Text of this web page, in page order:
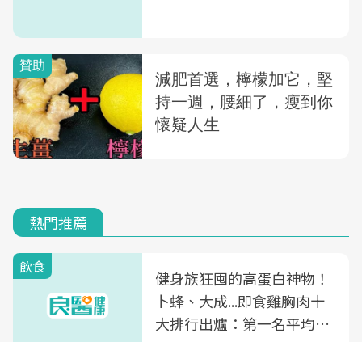
熱門推薦
飲食
健身族狂囤的高蛋白神物！
卜蜂、大成...即食雞胸肉十
大排行出爐：第一名平均一